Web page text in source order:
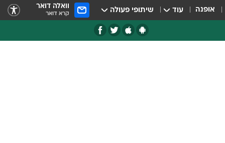
אופנה עוד שיתופי פעולה וואלה דואר
קרא דואר